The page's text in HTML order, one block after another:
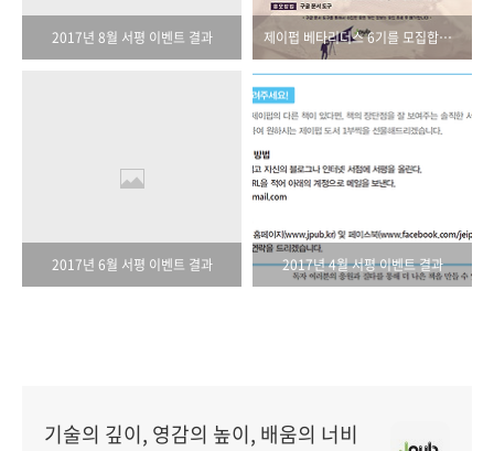
2017년 8월 서평 이벤트 결과 제이펍 베타리더스 6기를 모집합니다!
2017년 6월 서평 이벤트 결과 2017년 4월 서평 이벤트 결과
기술의 깊이, 영감의 높이, 배움의 너비